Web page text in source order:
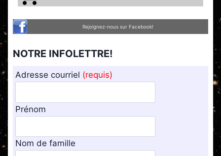
Rejoignez-nous sur Facebook!
NOTRE INFOLETTRE!
Adresse courriel (requis)
Prénom
Nom de famille